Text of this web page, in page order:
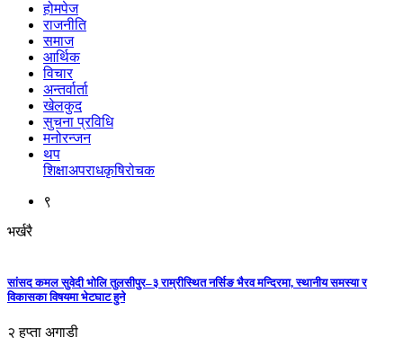
होमपेज
राजनीति
समाज
आर्थिक
विचार
अन्तर्वार्ता
खेलकुद
सुचना प्रविधि
मनोरन्जन
थप
शिक्षाअपराधकृषिरोचक
९
भर्खरै
सांसद कमल सुवेदी भोलि तुलसीपुर–३ राम्रीस्थित नर्सिङ भैरव मन्दिरमा, स्थानीय समस्या र
विकासका विषयमा भेटघाट हुने
२ हप्ता अगाडी